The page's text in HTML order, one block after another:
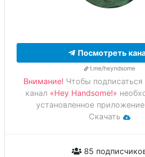
Посмотреть
t.me/heyndsome
Внимание! Чтобы подписаться
канал «Hey Handsome!»
установленное
Скачать
85